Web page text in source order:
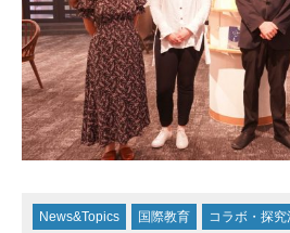
News&Topics 国際教育 コラボ・探究